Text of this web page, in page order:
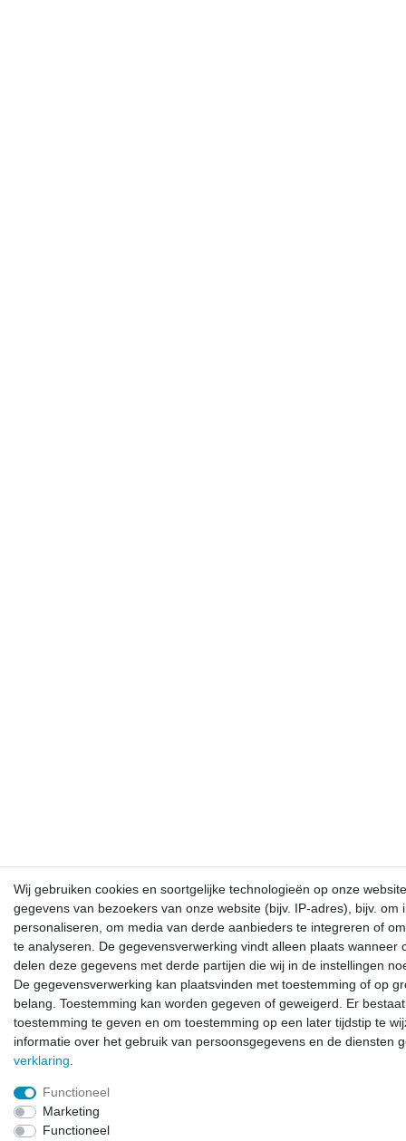
Wij gebruiken cookies en soortgelijke technologieën op onze
gegevens van bezoekers van onze website (bijv. IP-adres), bijv. om
personaliseren, om media van derde aanbieders te integreren of
te analyseren. De gegevensverwerking vindt alleen plaats wanneer
delen deze gegevens met derde partijen die wij in de instellingen
De gegevensverwerking kan plaatsvinden met toestemming of op
belang. Toestemming kan worden gegeven of geweigerd. Er
toestemming te geven en om toestemming op een later tijdstip te
informatie over het gebruik van persoonsgegevens en de diensten
verklaring
Functioneel
Marketing
Functioneel